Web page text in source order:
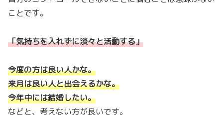
ことです。
「気持ちを入れずに淡々と活動する」
今度の方は良い人かな。
来月は良い人と出会えるかな。
今年中には結婚したい。
などと、考えない方が良いです。